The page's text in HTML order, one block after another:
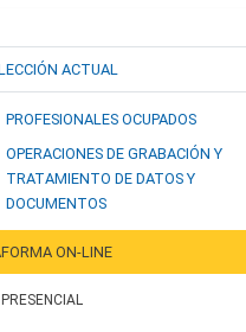
ACTUAL
PROFESIONALES OCUPADOS
OPERACIONES DE GRABACIÓN Y
TRATAMIENTO DE DATOS Y
DOCUMENTOS
ON-LINE
PRESENCIAL